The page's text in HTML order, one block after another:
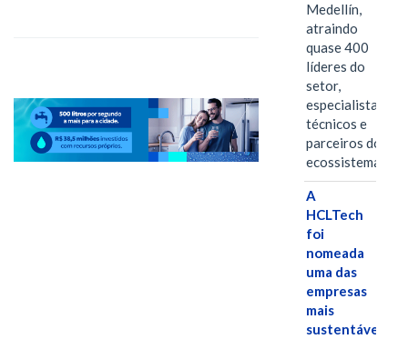
Medellín,
atraindo
quase 400
líderes do
setor,
especialistas
técnicos e
parceiros do
ecossistema.…
A
HCLTech
foi
nomeada
uma das
empresas
mais
sustentáveis